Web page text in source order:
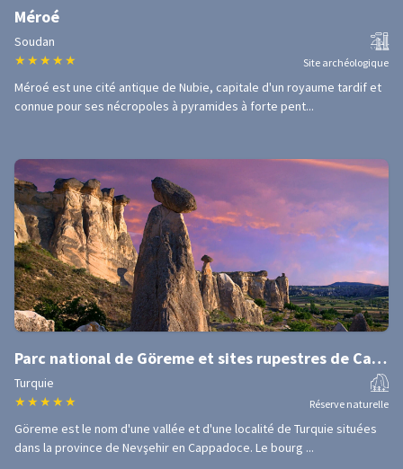
Méroé
Soudan
★ ★ ★ ★ ★ Site archéologique
Méroé est une cité antique de Nubie, capitale d'un royaume tardif et
connue pour ses nécropoles à pyramides à forte pent...
Parc national de Göreme et sites rupestres de Cappadoce
Turquie
★ ★ ★ ★ ★ Réserve naturelle
Göreme est le nom d'une vallée et d'une localité de Turquie situées
dans la province de Nevşehir en Cappadoce. Le bourg ...